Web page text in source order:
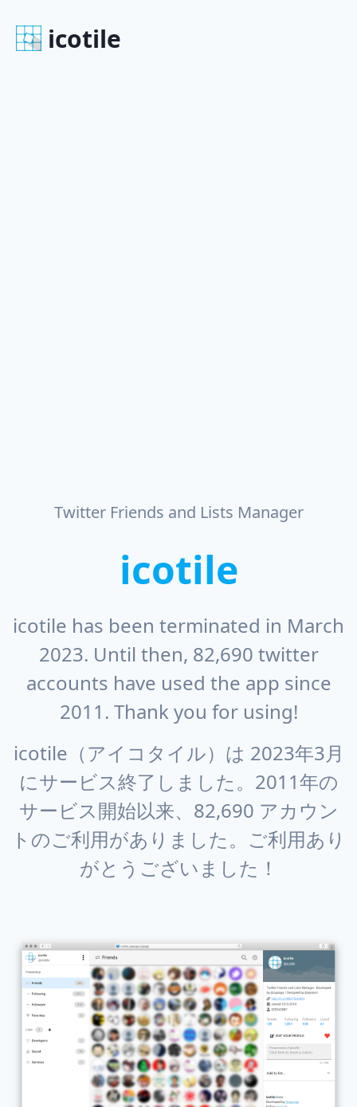
icotile
Twitter Friends and Lists Manager
icotile
icotile has been terminated in March
2023. Until then, 82,690 twitter
accounts have used the app since
2011. Thank you for using!
icotile（アイコタイル）は 2023年3月
にサービス終了しました。2011年の
サービス開始以来、82,690 アカウン
トのご利用がありました。ご利用あり
がとうございました！